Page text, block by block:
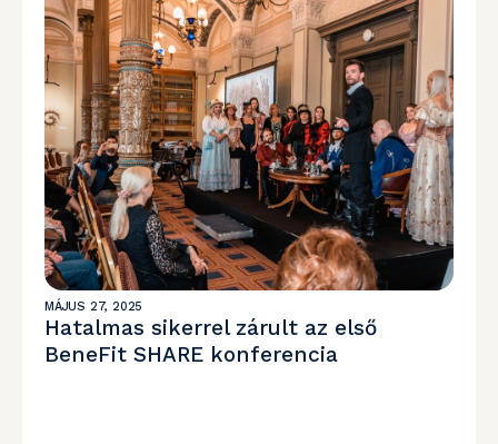
MÁJUS 27, 2025
Hatalmas sikerrel zárult az első
BeneFit SHARE konferencia